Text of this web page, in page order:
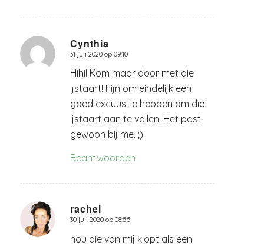
Cynthia
zegt:
31 juli 2020 op 09:10
Hihi! Kom maar door met die
ijstaart! Fijn om eindelijk een
goed excuus te hebben om die
ijstaart aan te vallen. Het past
gewoon bij me. ;)
Beantwoorden
rachel
zegt:
30 juli 2020 op 08:55
nou die van mij klopt als een